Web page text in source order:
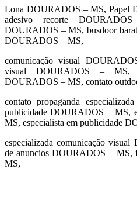
Lona DOURADOS – MS, Papel
adesivo recorte
DOURADOS – MS, busdoor
DOURADOS – MS,
comunicação visual
visual DOURADOS – MS,
DOURADOS – MS, contato
contato propaganda
publicidade DOURADOS – MS,
MS, especialista em publicidade
especializada comunicação
de anuncios DOURADOS – MS,
MS,